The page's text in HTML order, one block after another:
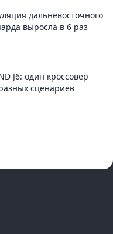
дальневосточного
выросла в 6 раз
J6: один кроссовер
сценариев